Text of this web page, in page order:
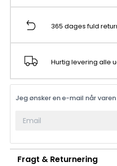
365 dages fuld
Hurtig levering alle
Jeg ønsker en e-mail når
Fragt & Returnering